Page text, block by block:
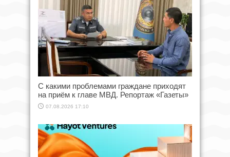
С какими проблемами граждане приходят
на приём к главе МВД. Репортаж «Газеты»
07.08.2026 17:10